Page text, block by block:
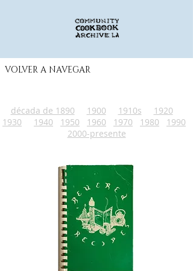
VOLVER A NAVEGAR
década de 1890 1900 1910s
1920
1930
1940 1950 1960 1970 1980
1990
2000-presente